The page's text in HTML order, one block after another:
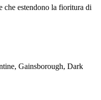
che estendono la fioritura di
Gainsborough, Dark